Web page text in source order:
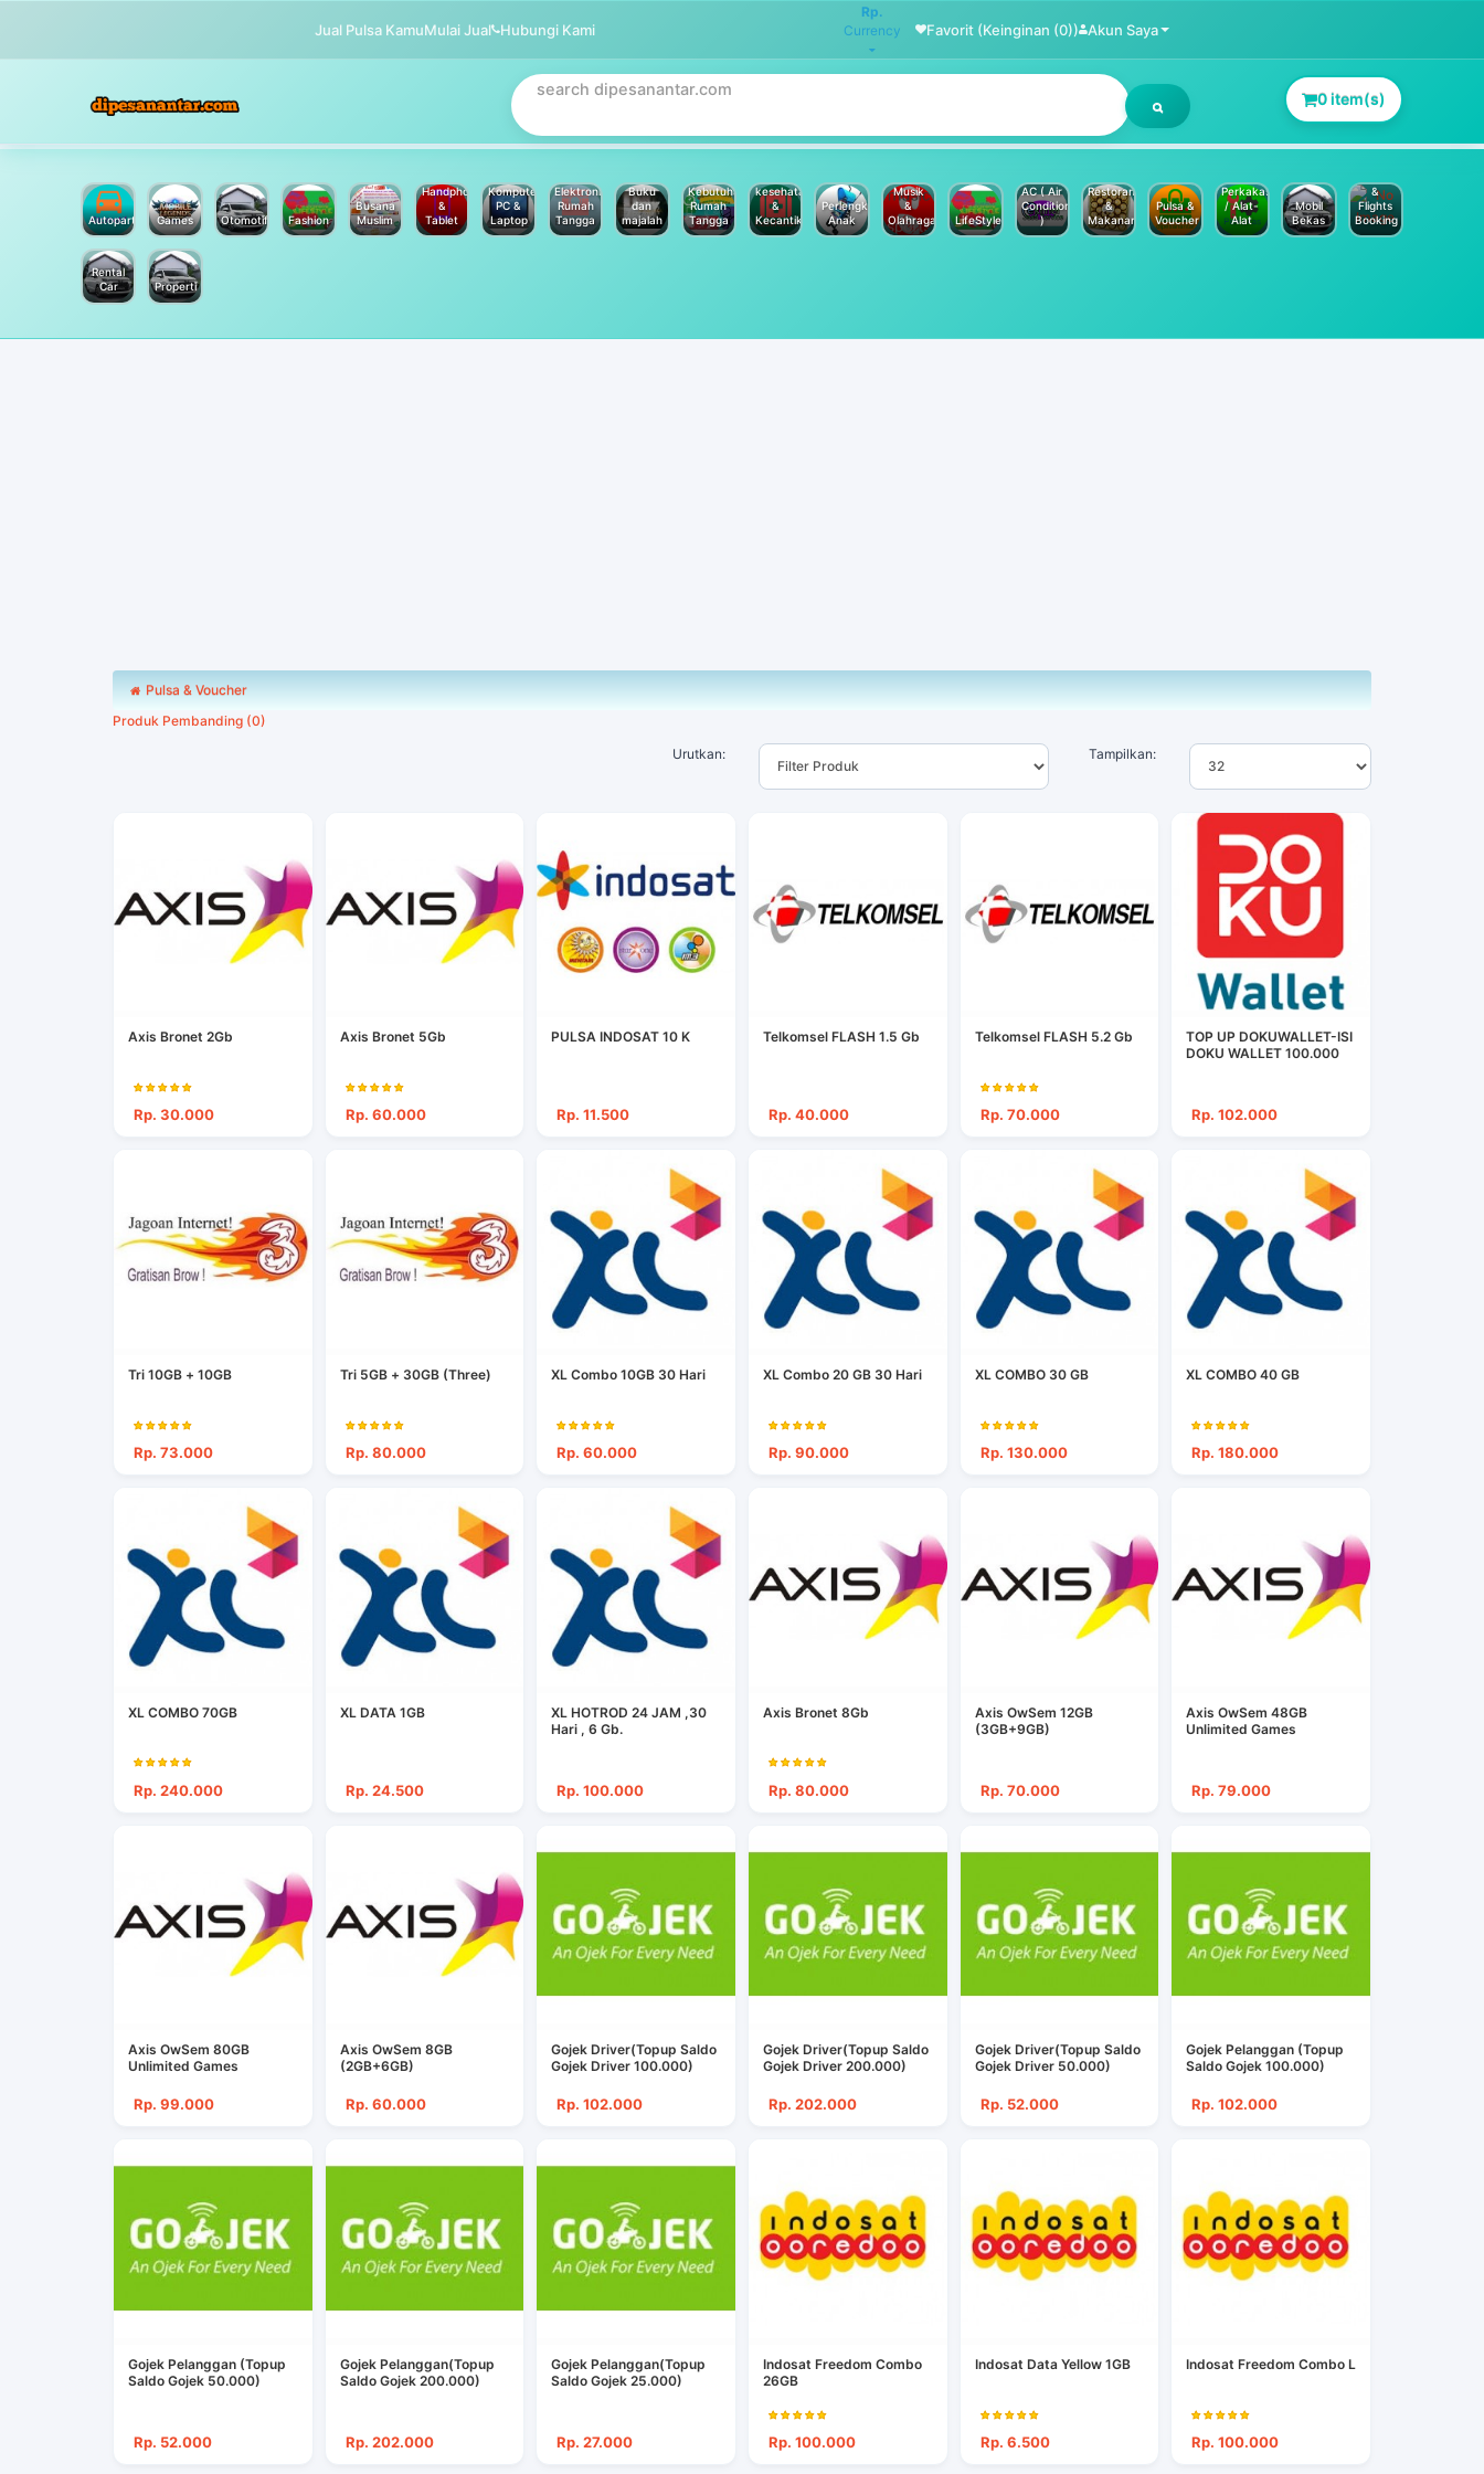
Jual Pulsa KamuMulai Jual Hubungi Kami
Rp.
Currency
Favorit (Keinginan (0)) Akun Saya
0 item(s)
Autoparts Games Otomotif Fashion
Busana
Muslim
Handphone
&
Tablet
Komputer
PC &
Laptop
Elektronik
Rumah
Tangga
Buku
dan
majalah
Kebutuhan
Rumah
Tangga
kesehatan
&
Kecantikan
Perlengkapan
Anak
Musik
&
Olahraga
LifeStyle
AC ( Air
Conditioner
)
Restoran
&
Makanan
Pulsa &
Voucher
Perkakas
/ Alat-
Alat
Mobil
Bekas
&
Flights
Booking
Rental
Car
Properti
Pulsa & Voucher
Produk Pembanding (0)
Urutkan:
Tampilkan:
Axis Bronet 2Gb
Rp. 30.000
Axis Bronet 5Gb
Rp. 60.000
PULSA INDOSAT 10 K
Rp. 11.500
Telkomsel FLASH 1.5 Gb
Rp. 40.000
Telkomsel FLASH 5.2 Gb
Rp. 70.000
TOP UP DOKUWALLET-ISI
DOKU WALLET 100.000
Rp. 102.000
Tri 10GB + 10GB
Rp. 73.000
Tri 5GB + 30GB (Three)
Rp. 80.000
XL Combo 10GB 30 Hari
Rp. 60.000
XL Combo 20 GB 30 Hari
Rp. 90.000
XL COMBO 30 GB
Rp. 130.000
XL COMBO 40 GB
Rp. 180.000
XL COMBO 70GB
Rp. 240.000
XL DATA 1GB
Rp. 24.500
XL HOTROD 24 JAM ,30
Hari , 6 Gb.
Rp. 100.000
Axis Bronet 8Gb
Rp. 80.000
Axis OwSem 12GB
(3GB+9GB)
Rp. 70.000
Axis OwSem 48GB
Unlimited Games
Rp. 79.000
Axis OwSem 80GB
Unlimited Games
Rp. 99.000
Axis OwSem 8GB
(2GB+6GB)
Rp. 60.000
Gojek Driver(Topup Saldo
Gojek Driver 100.000)
Rp. 102.000
Gojek Driver(Topup Saldo
Gojek Driver 200.000)
Rp. 202.000
Gojek Driver(Topup Saldo
Gojek Driver 50.000)
Rp. 52.000
Gojek Pelanggan (Topup
Saldo Gojek 100.000)
Rp. 102.000
Gojek Pelanggan (Topup
Saldo Gojek 50.000)
Rp. 52.000
Gojek Pelanggan(Topup
Saldo Gojek 200.000)
Rp. 202.000
Gojek Pelanggan(Topup
Saldo Gojek 25.000)
Rp. 27.000
Indosat Freedom Combo
26GB
Rp. 100.000
Indosat Data Yellow 1GB
Rp. 6.500
Indosat Freedom Combo L
Rp. 100.000